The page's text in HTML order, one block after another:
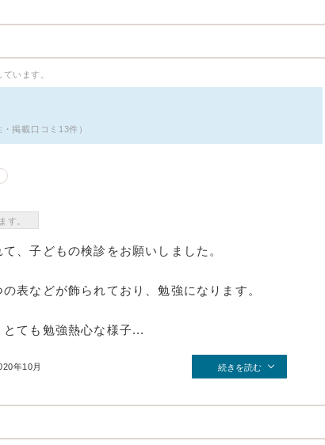
います。
掲載口コミ13件）
す。
、子どもの検診をお願いしました。
表などが飾られており、勉強になります。
ても勉強熱心な様子...
年10月 続きを読む